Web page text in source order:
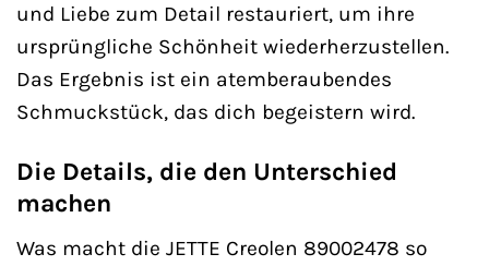
und Liebe zum Detail restauriert, um ihre
ursprüngliche Schönheit wiederherzustellen.
Das Ergebnis ist ein atemberaubendes
Schmuckstück, das dich begeistern wird.
Die Details, die den Unterschied
machen
Was macht die JETTE Creolen 89002478 so